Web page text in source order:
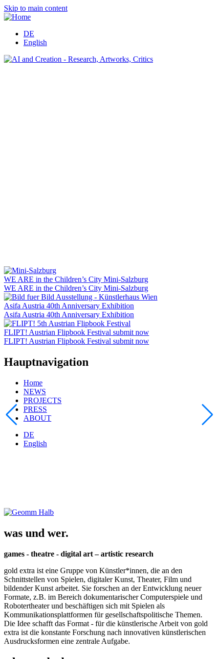
Skip to main content
DE
English
WE ARE in the Children’s City Mini-Salzburg
WE ARE in the Children’s City Mini-Salzburg
Asifa Austria 40th Anniversary Exhibition
Asifa Austria 40th Anniversary Exhibition
FLIPT! Austrian Flipbook Festival submit now
FLIPT! Austrian Flipbook Festival submit now
Hauptnavigation
Home
NEWS
PROJECTS
PRESS
ABOUT
DE
English
was und wer.
games - theatre - digital art – artistic research
gold extra ist eine Gruppe von Künstler*innen, die an den
Schnittstellen von Spielen, digitaler Kunst, Theater, Film und
bildender Kunst arbeitet. Sie forschen an der Entwicklung neuer
Formate, z.B. im Bereich dokumentarischer Computerspiele und
Robotertheater und beschäftigen sich mit Spielen als
Kommunikationsplattformen für gesellschaftspolitische Themen.
Die Idee schafft das Format - für die künstlerische Arbeit von gold
extra ist die konstante Forschung nach innovativen künstlerischen
Ausdrucksformen eine zentrale Aufgabe.